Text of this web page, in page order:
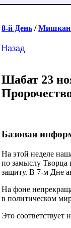
8-й День /Мишкан
Назад
Шабат 23
Базовая
На этой неделе
по замыслу Творца
защиту. В 7-м Дне
На фоне
в политическом
Это соответствует